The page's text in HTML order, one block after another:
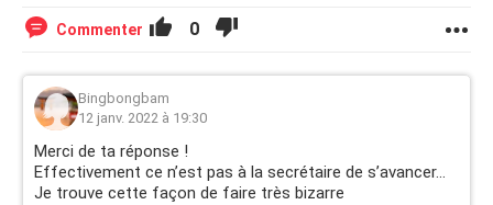
Commenter 0
Bingbongbam
12 janv. 2022 à 19:30
Merci de ta réponse !
Effectivement ce n’est pas à la secrétaire de s’avancer…
Je trouve cette façon de faire très bizarre